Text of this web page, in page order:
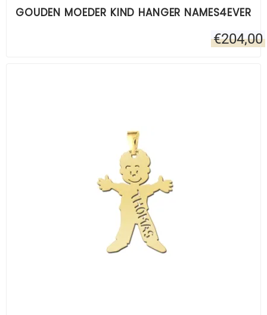
GOUDEN MOEDER KIND HANGER NAMES4EVER
€204,00